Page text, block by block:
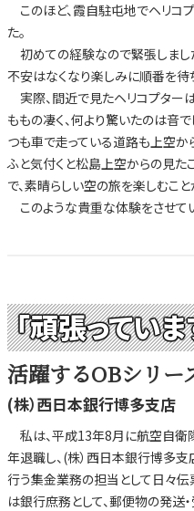
このほど、霞自駐屯地でヘリコ
た。
初めての経験なので緊張しまし
不安はなくなり楽しみに順番を待
実際、間近で見たヘリコプター
ももの凄く、何より驚いたのは音
つも車で走っている道路も上空か
ふと気付くと松島上空からの見
で、素晴らしい空の旅を楽しむこと
このような貴重な体験をさせて
「頑張ってい
活躍するOBシリー
(株）西日本銀行博多支
私は、平成13年8月に航空自
年退職し、(株）西日本銀行博多支
行う集金業務の担当として日々伝
は銀行庶務として、郵便物の発送